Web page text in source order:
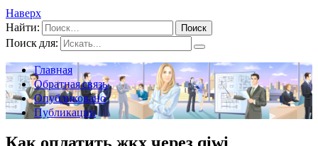
Наверх
Найти:
Поиск для:
Главная
Обратная связь
Опубликовано
Публикации